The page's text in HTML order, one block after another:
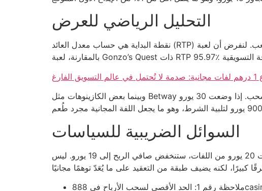
التحليل الرياضي للعرض
نقطة البداية هي حساب معدل العائد (RTP) للّعب. لنفرض أن لعبة Starburst تقدم RTP 96.1٪؛ إذًا 50 لفة مجانية ستعيد حوالي 48 يورو على حساب 0.96 نسبة العائد.
وبينما بعض الكازينوهات مثل Betway تتفاخر بوجود “مكافأة مجانية”، الحقيقة أن هذه المكافأة تخضع لشروط من 30 حتى 45 مرة من الرهان قبل السحب. إذا وضعت 30 يورو
السوائل الضريبية للسياسات
العديد من اللاعبين ينسون أن القوانين في الإمارات تفرض ضريبة 5٪ على أرباح الألعاب الإلكترونية. إذا ربحت 20 يورو من اللفات، ستنخفض صافي الربح إلى 19 يورو. ليس